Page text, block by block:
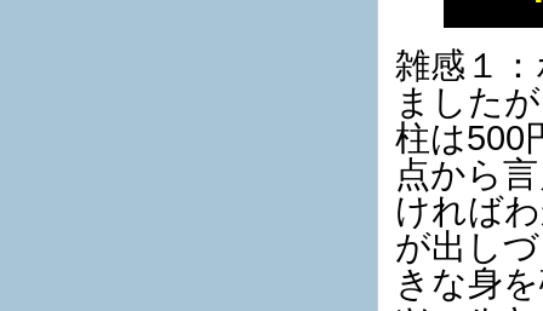
雑感１
ました
柱は500
点から
ければ
が出し
きな身